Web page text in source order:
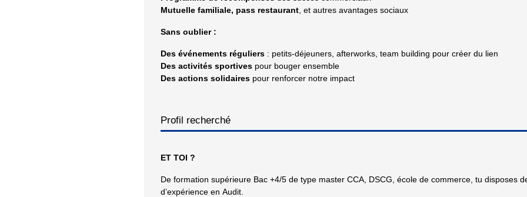
Mutuelle familiale, pass restaurant, et autres avantages sociaux
Sans oublier :
Des événements réguliers : petits-déjeuners, afterworks, team building pour créer du lien
Des activités sportives pour bouger ensemble
Des actions solidaires pour renforcer notre impact
Profil recherché
ET TOI ?
De formation supérieure Bac +4/5 de type master CCA, DSCG, école de commerce, tu disposes
d’expérience en Audit.